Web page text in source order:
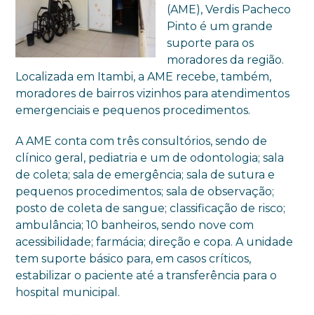
(AME), Verdis Pacheco
Pinto é um grande
suporte para os
moradores da região.
Localizada em Itambi, a AME recebe, também,
moradores de bairros vizinhos para atendimentos
emergenciais e pequenos procedimentos.
A AME conta com três consultórios, sendo de
clínico geral, pediatria e um de odontologia; sala
de coleta; sala de emergência; sala de sutura e
pequenos procedimentos; sala de observação;
posto de coleta de sangue; classificação de risco;
ambulância; 10 banheiros, sendo nove com
acessibilidade; farmácia; direção e copa. A unidade
tem suporte básico para, em casos críticos,
estabilizar o paciente até a transferência para o
hospital municipal.